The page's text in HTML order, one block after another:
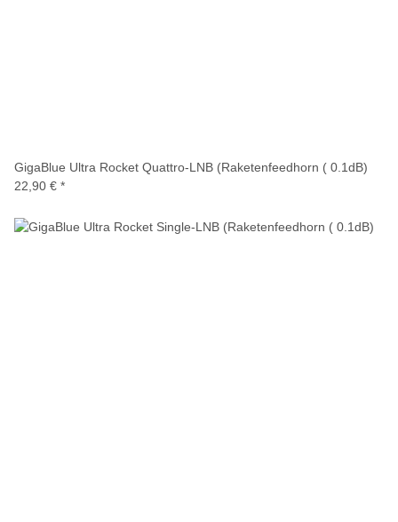
GigaBlue Ultra Rocket Quattro-LNB (Raketenfeedhorn ( 0.1dB)
22,90 € *